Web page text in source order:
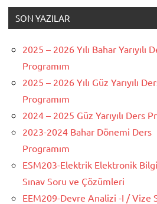
SON YAZILAR
2025 – 2026 Yılı Bahar Yarıyılı
Programım
2025 – 2026 Yılı Güz Yarıyılı
Programım
2024 – 2025 Güz Yarıyılı Ders
2023-2024 Bahar Dönemi Ders
Programım
ESM203-Elektrik Elektronik
Sınav Soru ve Çözümleri
EEM209-Devre Analizi -I / Vize